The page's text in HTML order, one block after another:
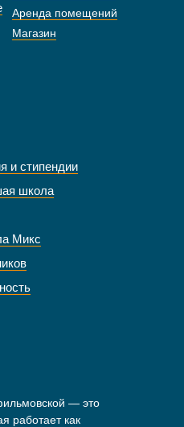
— это
работает как
Аренда помещений
Магазин
и стипендии
школа
Микс